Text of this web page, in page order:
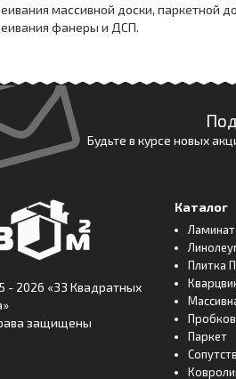
массивной доски, паркетной
фанеры и ДСП.
Будьте в курсе новых
- 2026 «33 Квадратных
защищены
Каталог
Ламинат
Плитка
Паркет